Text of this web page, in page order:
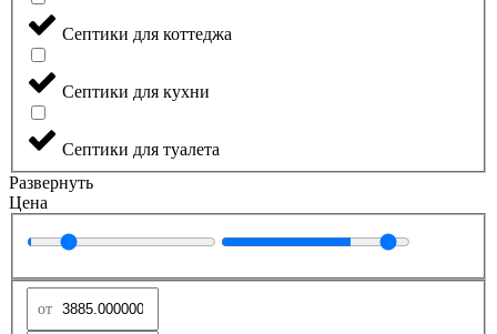
Септики для коттеджа
Септики для кухни
Септики для туалета
Развернуть
Цена